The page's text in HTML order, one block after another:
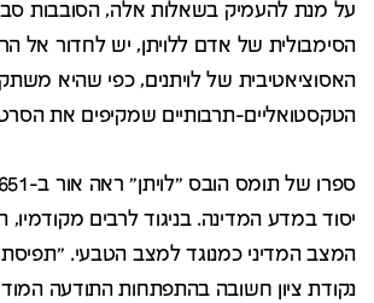
על מנת להעמיק בשאלות אלה, הסובבות
הסימבולית של אדם ללויתן, יש לחדור אל
האסוציאטיבית של לויתנים, כפי שהיא
הטקסטואליים-תרבותיים שמקיפים את
יסוד במדע המדינה. בניגוד לרבים מקודמיו,
המצב המדיני כמנוגד למצב הטבעי.
נקודת ציון חשובה בהתפתחות התודעה